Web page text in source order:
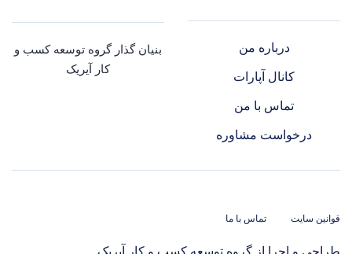
درباره من
کانال آپارات
تماس با من
درخواست مشاوره
بنیان گذار گروه توسعه کسب و
کار آیریک
قوانین سایت تماس با ما
طراحی و اجرا از گروه توسعه کسب و کار آیریک